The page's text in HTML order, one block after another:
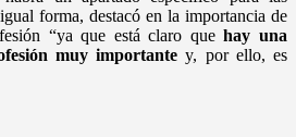
forma, destacó en la importancia de
“ya que está claro quehay una
muy importante y, por ello, es